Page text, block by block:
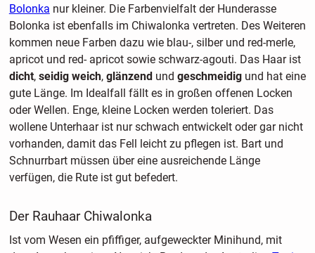
Bolonka nur kleiner. Die Farbenvielfalt der Hunderasse
Bolonka ist ebenfalls im Chiwalonka vertreten. Des Weiteren
kommen neue Farben dazu wie blau-, silber und red-merle,
apricot und red- apricot sowie schwarz-agouti. Das Haar ist
dicht, seidig weich, glänzend und geschmeidig und hat eine
gute Länge. Im Idealfall fällt es in großen offenen Locken
oder Wellen. Enge, kleine Locken werden toleriert. Das
wollene Unterhaar ist nur schwach entwickelt oder gar nicht
vorhanden, damit das Fell leicht zu pflegen ist. Bart und
Schnurrbart müssen über eine ausreichende Länge
verfügen, die Rute ist gut befedert.
Der Rauhaar Chiwalonka
Ist vom Wesen ein pfiffiger, aufgeweckter Minihund, mit